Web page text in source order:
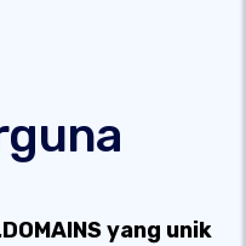
yang unik